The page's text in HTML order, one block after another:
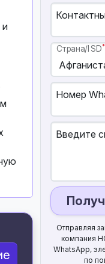
и
Страна/ISD*
Номер
Введите
Отправляя
компания
WhatsApp,
по